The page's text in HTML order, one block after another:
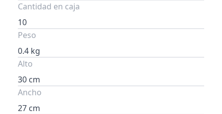
Cantidad en caja
10
Peso
0.4 kg
Alto
30 cm
Ancho
27 cm